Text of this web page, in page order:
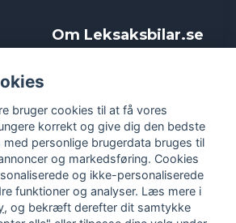
Om Leksaksbilar.se
Handelsbetingelser
Persondatapolitik
Cookies
bruger cookies til at få vores
korrekt og give dig den bedste
personlige brugerdata bruges til
og markedsføring. Cookies
og ikke-personaliserede
funktioner og analyser. Læs mere i
, og bekræft derefter dit samtykke